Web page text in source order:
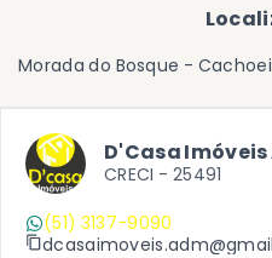
Morada do Bosque -
D'Casa Imóveis
CRECI - 25491
(51) 3137-9090